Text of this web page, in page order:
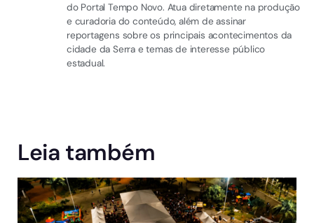
do Portal Tempo Novo. Atua diretamente na produção
e curadoria do conteúdo, além de assinar
reportagens sobre os principais acontecimentos da
cidade da Serra e temas de interesse público
estadual.
Leia também